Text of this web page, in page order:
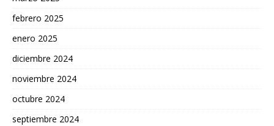
febrero 2025
enero 2025
diciembre 2024
noviembre 2024
octubre 2024
septiembre 2024